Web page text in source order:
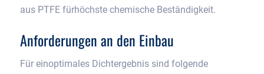
aus PTFE fürhöchste chemische Beständigkeit.
Anforderungen an den Einbau
Für einoptimales Dichtergebnis sind folgende